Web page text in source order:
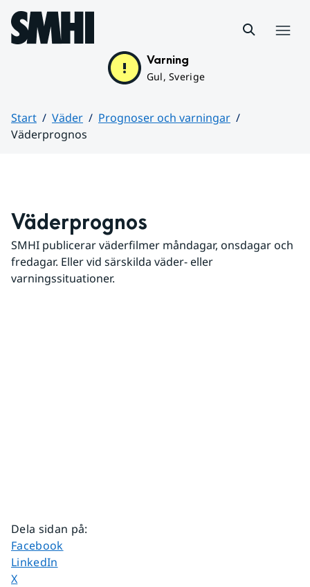
Hoppa till sidans innehåll
Varning
Gul, Sverige
Start Väder
Prognoser och varningar
Väderprognos
Väderprognos
SMHI publicerar väderfilmer måndagar, onsdagar och
fredagar. Eller vid särskilda väder- eller
varningssituationer.
Dela sidan på:
Dela sidan på
Facebook
Dela sidan på
LinkedIn
Dela sidan på
X